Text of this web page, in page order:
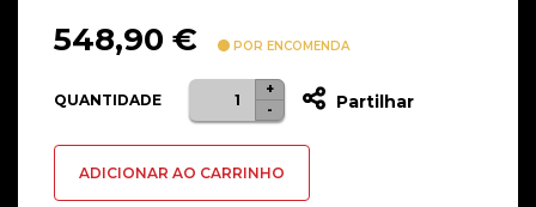
548,90 € POR ENCOMENDA
QUANTIDADE
Quantidade
de
DDR5
-
+
Partilhar
ADICIONAR AO CARRINHO